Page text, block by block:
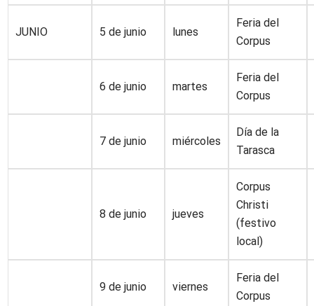
JUNIO 5 de junio lunes
Feria del
Corpus
6 de junio martes
Feria del
Corpus
7 de junio miércoles
Día de la
Tarasca
8 de junio jueves
Corpus
Christi
(festivo
local)
9 de junio viernes
Feria del
Corpus